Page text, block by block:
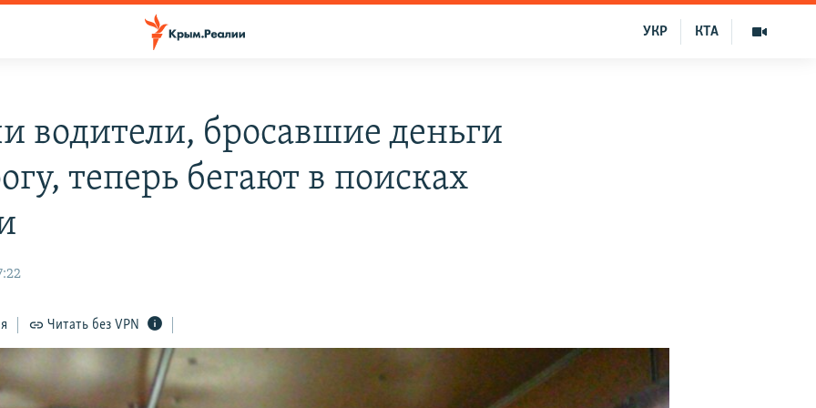
КТА
УКР
водители, бросавшие деньги
теперь бегают в поисках
Читать без VPN